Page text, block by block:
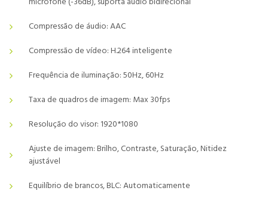
Compressão de áudio: AAC
Compressão de vídeo: H.264 inteligente
Frequência de iluminação: 50Hz, 60Hz
Taxa de quadros de imagem: Max 30fps
Resolução do visor: 1920*1080
Ajuste de imagem: Brilho, Contraste, Saturação, Nitidez
ajustável
Equilíbrio de brancos, BLC: Automaticamente